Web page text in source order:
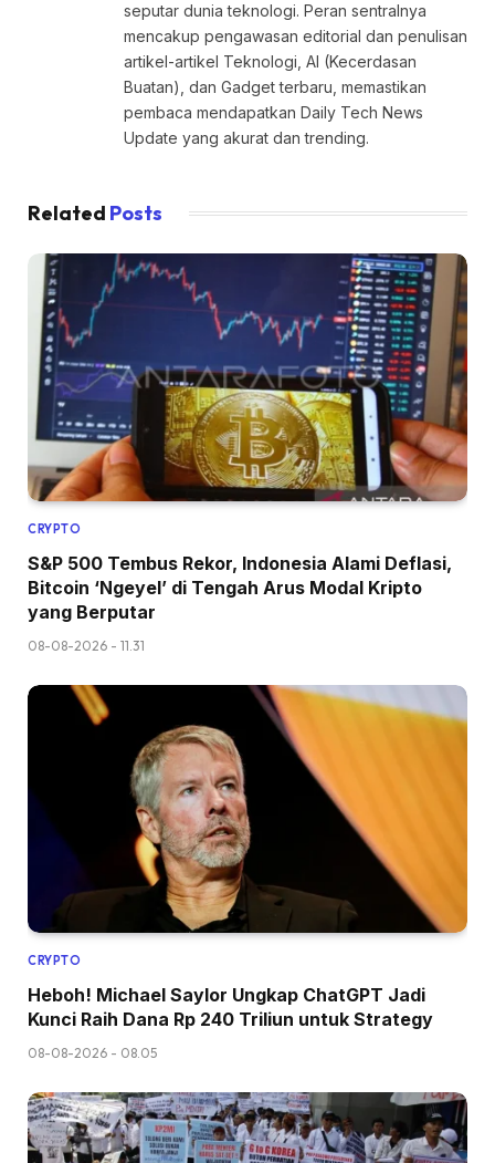
seputar dunia teknologi. Peran sentralnya
mencakup pengawasan editorial dan penulisan
artikel-artikel Teknologi, AI (Kecerdasan
Buatan), dan Gadget terbaru, memastikan
pembaca mendapatkan Daily Tech News
Update yang akurat dan trending.
Related Posts
CRYPTO
S&P 500 Tembus Rekor, Indonesia Alami Deflasi,
Bitcoin ‘Ngeyel’ di Tengah Arus Modal Kripto
yang Berputar
08-08-2026 - 11.31
CRYPTO
Heboh! Michael Saylor Ungkap ChatGPT Jadi
Kunci Raih Dana Rp 240 Triliun untuk Strategy
08-08-2026 - 08.05